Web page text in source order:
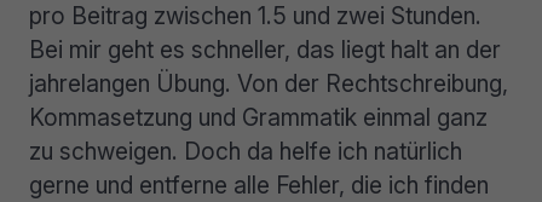
pro Beitrag zwischen 1.5 und zwei Stunden.
Bei mir geht es schneller, das liegt halt an der
jahrelangen Übung. Von der Rechtschreibung,
Kommasetzung und Grammatik einmal ganz
zu schweigen. Doch da helfe ich natürlich
gerne und entferne alle Fehler, die ich finden